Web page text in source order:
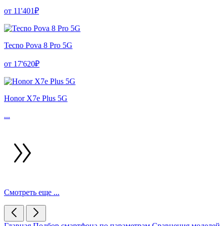
от 11'401₽
Tecno Pova 8 Pro 5G
от 17'620₽
Honor X7e Plus 5G
...
Смотреть еще ...